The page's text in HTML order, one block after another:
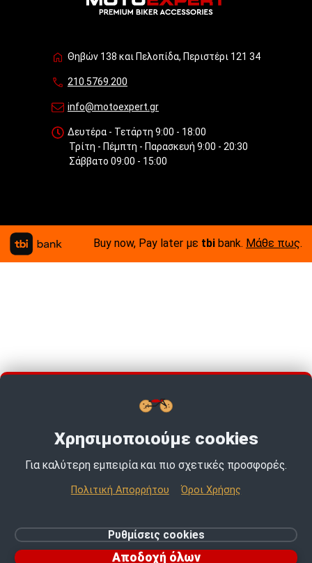
Θηβών 138 και Πελοπίδα, Περιστέρι 121 34
210.5769.200
info@motoexpert.gr
Δευτέρα - Τετάρτη 9:00 - 18:00
Τρίτη - Πέμπτη - Παρασκευή 9:00 - 20:30
Σάββατο 09:00 - 15:00
Buy now, Pay later με tbi bank. Μάθε πως.
© 2026 MotoExpert | All rights reserved.
Ρυθμίσεις cookies
Χρησιμοποιούμε cookies
Για καλύτερη εμπειρία και πιο σχετικές προσφορές.
Πολιτική Απορρήτου Όροι Χρήσης
Ρυθμίσεις cookies
Αποδοχή όλων